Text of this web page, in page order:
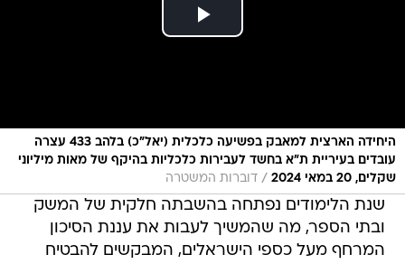
היחידה הארצית למאבק בפשיעה כלכלית (יאל"כ) בלהב 433 עצרה
עובדים בעיריית ת"א בחשד לעבירות כלכליות בהיקף של מאות מיליוני
שקלים, 20 במאי 2024
/ דוברות המשטרה
שנת הלימודים נפתחה בהשבתה חלקית של המשק
ובתי הספר, מה שהמשיך לעבות את עננת הסיכון
המרחף מעל כספי הישראלים, המבקשים להבטיח